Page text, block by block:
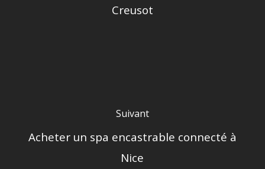
Creusot
Suivant
Acheter un spa encastrable connecté à
Nice